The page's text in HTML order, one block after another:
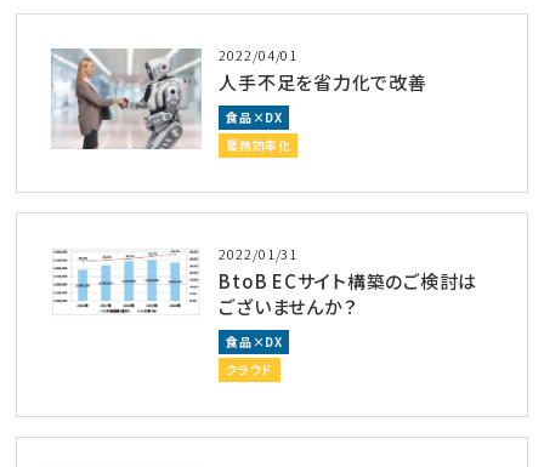
2022/04/01
人手不足を省力化で改善
食品×DX
業務効率化
2022/01/31
BtoB ECサイト構築のご検討は
ございませんか？
食品×DX
クラウド